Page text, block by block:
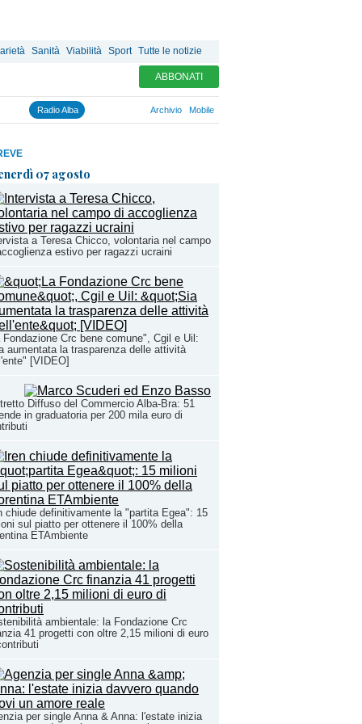
Sanità Viabilità Sport Tutte le notizie
ABBONATI
Radio Alba Archivio Mobile
07 agosto
a Teresa Chicco, volontaria nel campo
estivo per ragazzi ucraini
Fondazione Crc bene comune", Cgil e Uil:
aumentata la trasparenza delle attività
[VIDEO]
Diffuso del Commercio Alba-Bra: 51
in graduatoria per 200 mila euro di
chiude definitivamente la "partita Egea": 15
sul piatto per ottenere il 100% della
ETAmbiente
ambientale: la Fondazione Crc
41 progetti con oltre 2,15 milioni di euro
per single Anna & Anna: l'estate inizia